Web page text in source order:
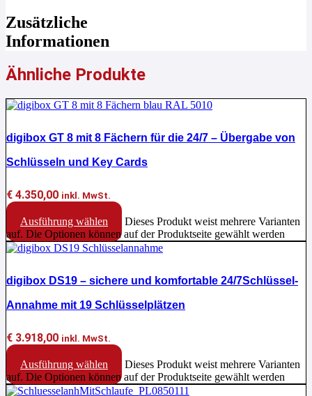
Zusätzliche
Informationen
Ähnliche Produkte
digibox GT 8 mit 8 Fächern für die 24/7 – Übergabe von
Schlüsseln und Key Cards
€ 4.350,00 inkl. MwSt.
Ausführung wählen
Dieses Produkt weist mehrere Varianten
auf. Die Optionen können auf der Produktseite gewählt werden
digibox DS19 – sichere und komfortable 24/7Schlüssel-
Annahme mit 19 Schlüsselplätzen
€ 3.918,00 inkl. MwSt.
Ausführung wählen
Dieses Produkt weist mehrere Varianten
auf. Die Optionen können auf der Produktseite gewählt werden